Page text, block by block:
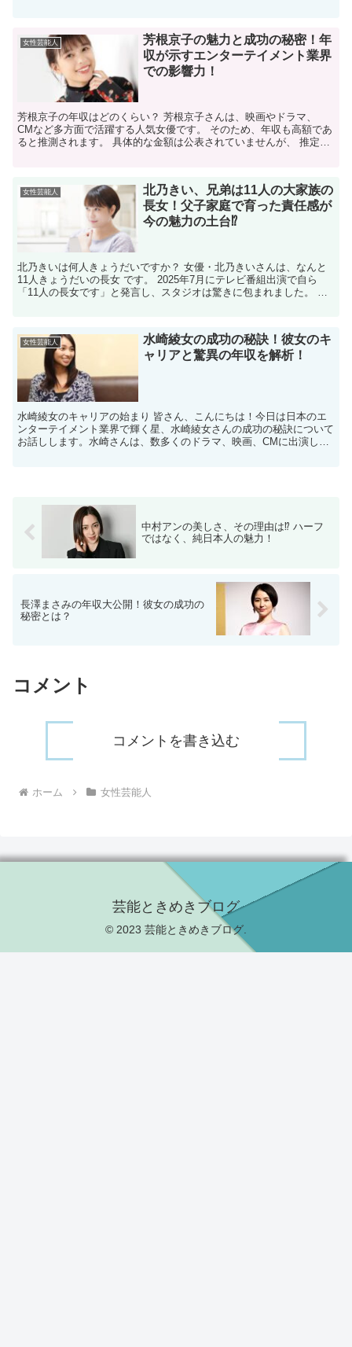
女性芸能人
芳根京子の魅力と成功の秘密！年
収が示すエンターテイメント業界
での影響力！
芳根京子の年収はどのくらい？ 芳根京子さんは、映画やドラマ、
CMなど多方面で活躍する人気女優です。 そのため、年収も高額であ
ると推測されます。 具体的な金額は公表されていませんが、 推定で
女性芸能人
北乃きい、兄弟は11人の大家族の
長女！父子家庭で育った責任感が
今の魅力の土台⁉
北乃きいは何人きょうだいですか？ 女優・北乃きいさんは、なんと
11人きょうだいの長女 です。 2025年7月にテレビ番組出演で自ら
「11人の長女です」と発言し、スタジオは驚きに包まれました。 父
女性芸能人
水崎綾女の成功の秘訣！彼女のキ
ャリアと驚異の年収を解析！
水崎綾女のキャリアの始まり 皆さん、こんにちは！今日は日本のエ
ンターテイメント業界で輝く星、水崎綾女さんの成功の秘訣について
お話しします。水崎さんは、数多くのドラマ、映画、CMに出演し、
中村アンの美しさ、その理由は⁉ ハーフ
ではなく、純日本人の魅力！
長澤まさみの年収大公開！彼女の成功の
秘密とは？
コメント
コメントを書き込む
ホーム 女性芸能人
芸能ときめきブログ
© 2023 芸能ときめきブログ.